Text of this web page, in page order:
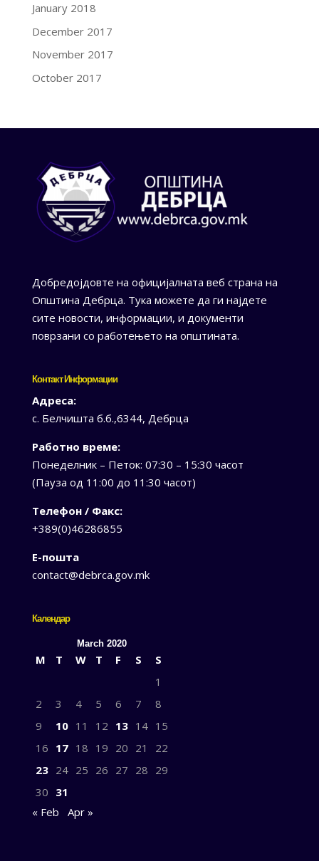
January 2018
December 2017
November 2017
October 2017
Добредојдовте на официјалната веб страна на
Општина Дебрца. Тука можете да ги најдете
сите новости, информации, и документи
поврзани со работењето на општината.
Контакт Информации
Адреса:
с. Белчишта б.б.,6344, Дебрца
Работно време:
Понеделник – Петок: 07:30 – 15:30 часот
(Пауза од 11:00 до 11:30 часот)
Телефон / Факс:
+389(0)46286855
Е-пошта
contact@debrca.gov.mk
Календар
March 2020
M T W T F S
S
1
2
3 4 5 6 7
8
9
10 11 12 13 14 15
16 17 18 19 20 21
22
23 24 25 26 27 28 29
30 31
« Feb
Apr »